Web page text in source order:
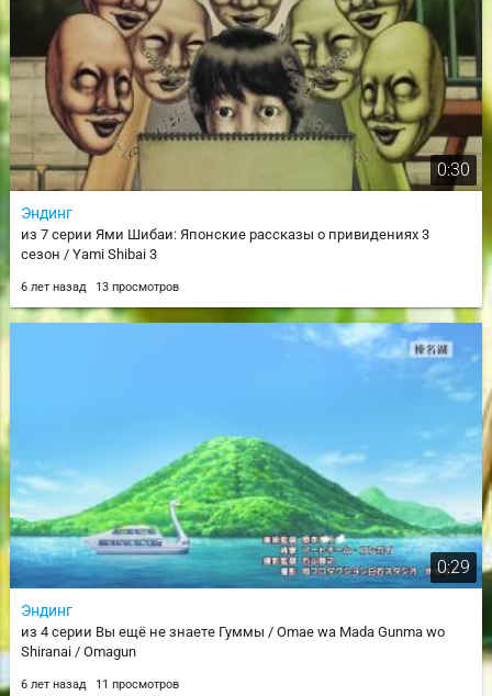
0:30
Эндинг
из 7 серии Ями Шибаи: Японские рассказы о привидениях 3
сезон / Yami Shibai 3
6 лет назад 13 просмотров
0:29
Эндинг
из 4 серии Вы ещё не знаете Гуммы / Omae wa Mada Gunma wo
Shiranai / Omagun
6 лет назад 11 просмотров